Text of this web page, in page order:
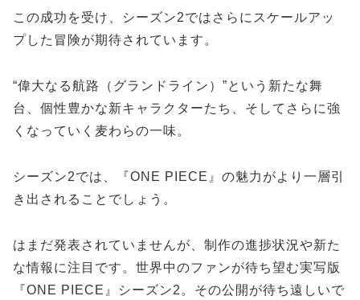
この成功を受け、シーズン2ではさらにスケールアッ
プした冒険が期待されています。
“偉大なる航路（グランドライン）”という新たな舞
台、個性豊かな新キャラクターたち、そしてさらに強
くなっていく麦わらの一味。
シーズン2では、『ONE PIECE』の魅力がより一層引
き出されることでしょう。
はまだ発表されていませんが、制作の進捗状況や新た
な情報に注目です。世界中のファンが待ち望む実写版
『ONE PIECE』シーズン2。その公開が待ち遠しいで